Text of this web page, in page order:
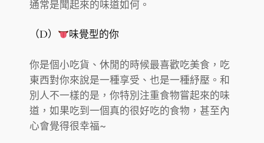
通常是聞起來的味道如何。
（D） 味覺型的你
你是個小吃貨、休閒的時候最喜歡吃美食，吃
東西對你來說是一種享受、也是一種紓壓。和
別人不一樣的是，你特別注重食物嘗起來的味
道，如果吃到一個真的很好吃的食物，甚至內
心會覺得很幸福~